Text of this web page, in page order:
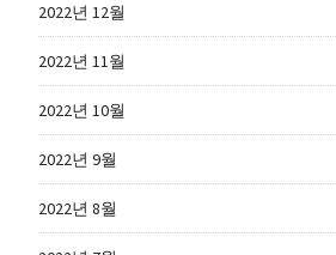
2022년 12월
2022년 11월
2022년 10월
2022년 9월
2022년 8월